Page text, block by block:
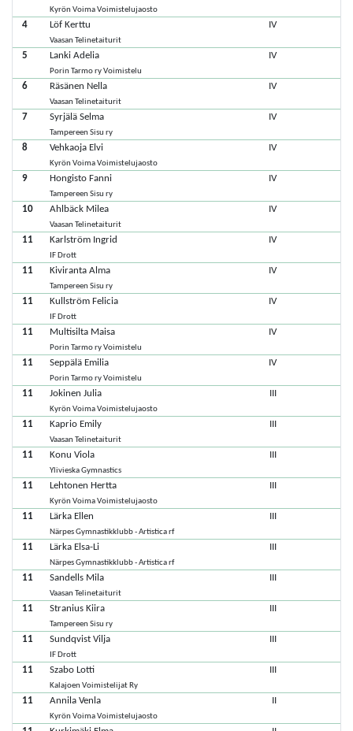
Kyrön Voima Voimistelujaosto
4 Löf Kerttu
Vaasan Telinetaiturit
IV
5 Lanki Adelia
Porin Tarmo ry Voimistelu
IV
6 Räsänen Nella
Vaasan Telinetaiturit
IV
7 Syrjälä Selma
Tampereen Sisu ry
IV
8 Vehkaoja Elvi
Kyrön Voima Voimistelujaosto
IV
9 Hongisto Fanni
Tampereen Sisu ry
IV
10 Ahlbäck Milea
Vaasan Telinetaiturit
IV
11 Karlström Ingrid
IF Drott
IV
11 Kiviranta Alma
Tampereen Sisu ry
IV
11 Kullström Felicia
IF Drott
IV
11 Multisilta Maisa
Porin Tarmo ry Voimistelu
IV
11 Seppälä Emilia
Porin Tarmo ry Voimistelu
IV
11 Jokinen Julia
Kyrön Voima Voimistelujaosto
III
11 Kaprio Emily
Vaasan Telinetaiturit
III
11 Konu Viola
Ylivieska Gymnastics
III
11 Lehtonen Hertta
Kyrön Voima Voimistelujaosto
III
11 Lärka Ellen
Närpes Gymnastikklubb - Artistica rf
III
11 Lärka Elsa-Li
Närpes Gymnastikklubb - Artistica rf
III
11 Sandells Mila
Vaasan Telinetaiturit
III
11 Stranius Kiira
Tampereen Sisu ry
III
11 Sundqvist Vilja
IF Drott
III
11 Szabo Lotti
Kalajoen Voimistelijat Ry
III
11 Annila Venla
Kyrön Voima Voimistelujaosto
II